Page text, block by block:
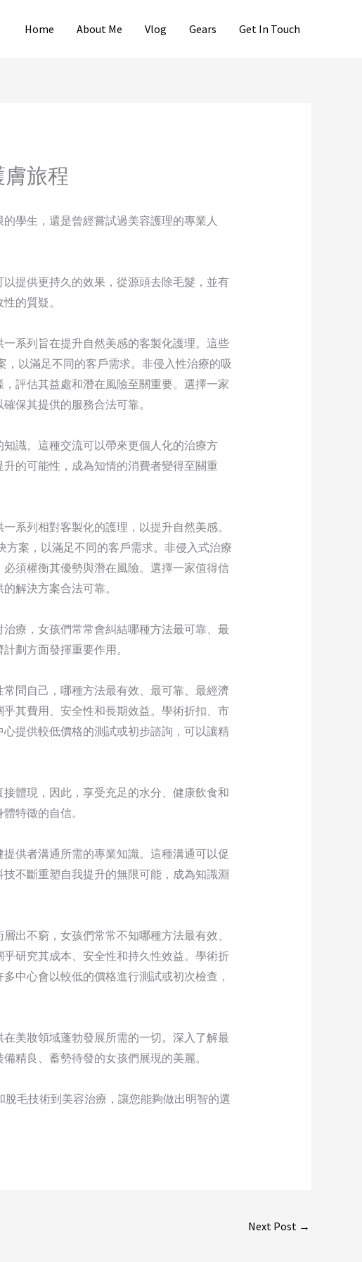
Home About Me Vlog Gears Get In Touch
旅程
學生，還是曾經嘗試過美容護理的專業人
提供更持久的效果，從源頭去除毛髮，並有
的質疑。
系列旨在提升自然美感的客製化護理。這些
以滿足不同的客戶需求。非侵入性治療的吸
評估其益處和潛在風險至關重要。選擇一家
保其提供的服務合法可靠。
識。這種交流可以帶來更個人化的治療方
的可能性，成為知情的消費者變得至關重
系列相對客製化的護理，以提升自然美感。
案，以滿足不同的客戶需求。非侵入式治療
須權衡其優勢與潛在風險。選擇一家值得信
解決方案合法可靠。
療，女孩們常常會糾結哪種方法最可靠、最
劃方面發揮重要作用。
問自己，哪種方法最有效、最可靠、最經濟
其費用、安全性和長期效益。學術折扣、市
提供較低價格的測試或初步諮詢，可以讓精
體現，因此，享受充足的水分、健康飲食和
特徵的自信。
供者溝通所需的專業知識。這種溝通可以促
不斷重塑自我提升的無限可能，成為知識淵
出不窮，女孩們常常不知哪種方法最有效、
研究其成本、安全性和持久性效益。學術折
中心會以較低的價格進行測試或初次檢查，
美妝領域蓬勃發展所需的一切。深入了解最
精良、蓄勢待發的女孩們展現的美麗。
毛技術到美容治療，讓您能夠做出明智的選
Next Post →